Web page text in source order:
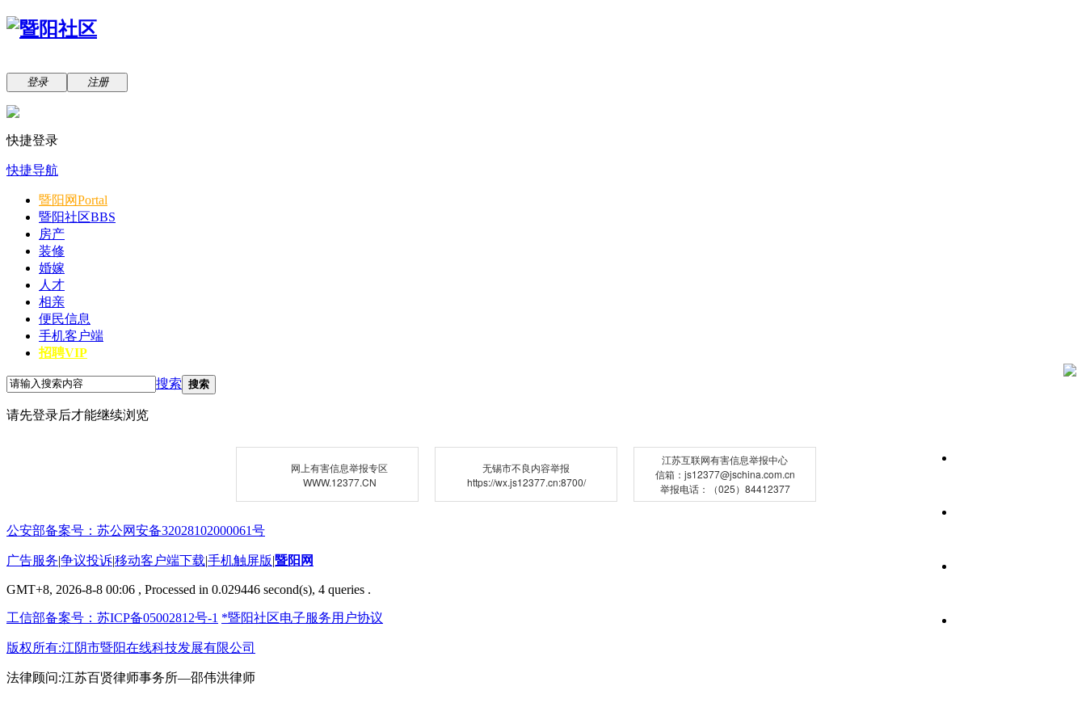
登录 注册
快捷登录
快捷导航
暨阳网Portal
暨阳社区BBS
房产
装修
婚嫁
人才
相亲
便民信息
手机客户端
招聘VIP
搜索 搜索
请先登录后才能继续浏览
网上有害信息举报专区
WWW.12377.CN
无锡市不良内容举报
https://wx.js12377.cn:8700/
江苏互联网有害信息举报中心
信箱：js12377@jschina.com.cn
举报电话：（025）84412377
公安部备案号：苏公网安备32028102000061号
广告服务|争议投诉|移动客户端下载|手机触屏版|暨阳网
GMT+8, 2026-8-8 00:06 , Processed in 0.029446 second(s), 4 queries .
工信部备案号：苏ICP备05002812号-1 *暨阳社区电子服务用户协议
版权所有:江阴市暨阳在线科技发展有限公司
法律顾问:江苏百贤律师事务所—邵伟洪律师